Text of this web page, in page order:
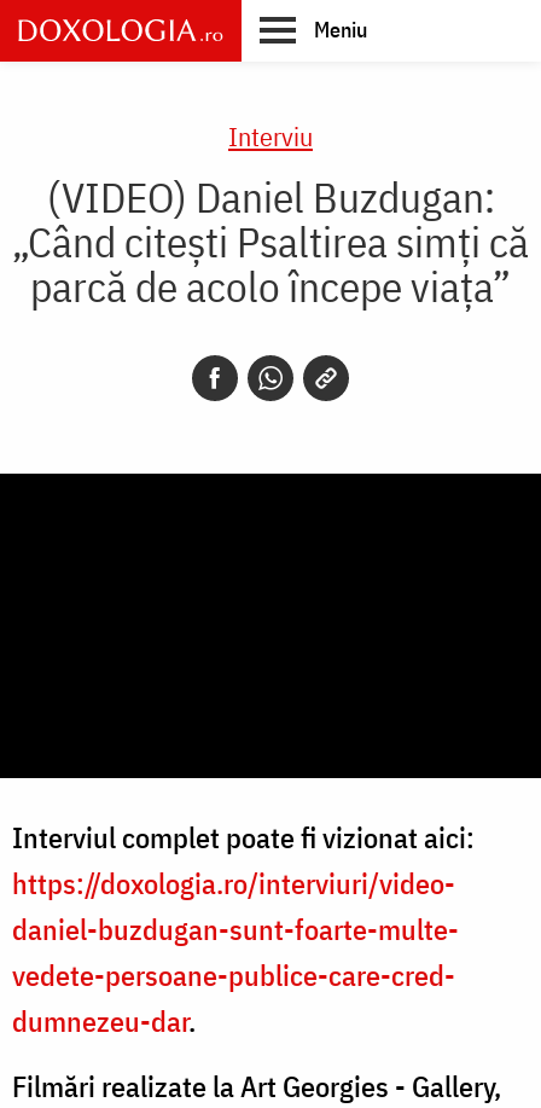
Skip
to
main
Meniu
Interviu
(VIDEO) Daniel Buzdugan:
„Când citești Psaltirea simți că
parcă de acolo începe viața”
Interviul complet poate fi vizionat aici:
https://doxologia.ro/interviuri/video-
daniel-buzdugan-sunt-foarte-multe-
vedete-persoane-publice-care-cred-
dumnezeu-dar.
Filmări realizate la Art Georgies - Gallery,